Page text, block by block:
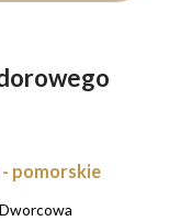
pomorskie